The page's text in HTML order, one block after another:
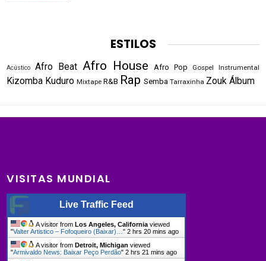
ESTILOS
Acústico Afro Beat Afro House Afro Pop Gospel Instrumental
Kizomba Kuduro Mixtape R&B Rap Semba Tarraxinha Zouk Álbum
VISITAS MUNDIAL
Live Traffic Feed
A visitor fromLos Angeles, California viewed
"Valter Artistico – Fofoqueiro (Baixar)…"2 hrs 20 mins ago
A visitor fromDetroit, Michigan viewed
"Armivaldo News: Baixar Peço Perdão"2 hrs 21 mins ago